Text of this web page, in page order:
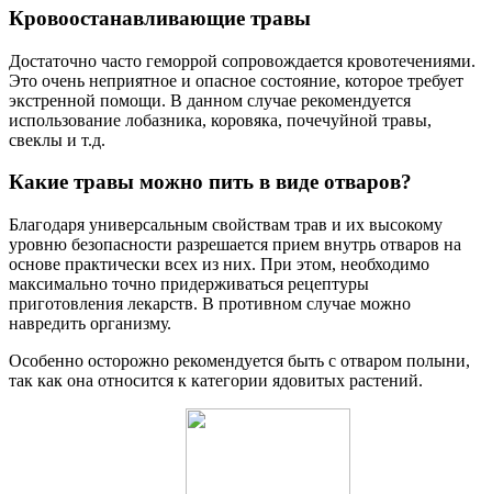
Кровоостанавливающие травы
Достаточно часто геморрой сопровождается кровотечениями.
Это очень неприятное и опасное состояние, которое требует
экстренной помощи. В данном случае рекомендуется
использование лобазника, коровяка, почечуйной травы,
свеклы и т.д.
Какие травы можно пить в виде отваров?
Благодаря универсальным свойствам трав и их высокому
уровню безопасности разрешается прием внутрь отваров на
основе практически всех из них. При этом, необходимо
максимально точно придерживаться рецептуры
приготовления лекарств. В противном случае можно
навредить организму.
Особенно осторожно рекомендуется быть с отваром полыни,
так как она относится к категории ядовитых растений.